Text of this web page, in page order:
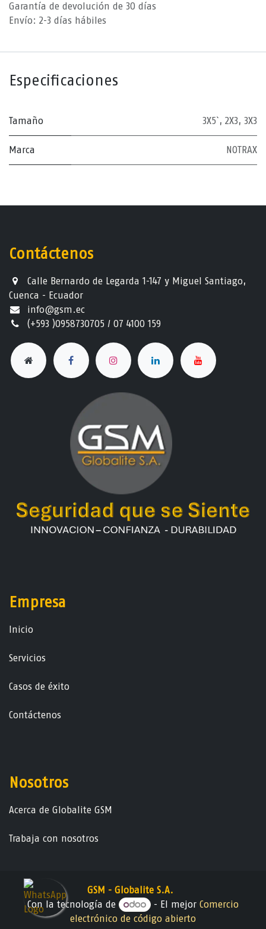
Garantía de devolución de 30 días
Envío: 2-3 días hábiles
Especificaciones
Tamaño 3X5`, 2X3, 3X3
Marca NOTRAX
Contáctenos
Calle Bernardo de Legarda 1-147 y Miguel Santiago,
Cuenca - Ecuador
info@gsm.ec​
(+593 )0958730705 / 07 4100 159
Empresa
Ini​ci​o
Servicios
Casos de éxito
Contáctenos
Nosotros
Acerca de Globalite GSM
Trabaja con nosotros
GSM - Globalite S.A.
Con la tecnología de
- El mejorComercio
electrónico de código abierto